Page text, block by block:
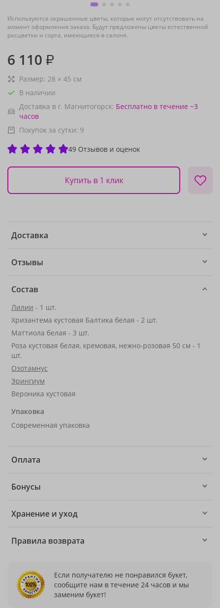
Используются окрашенные цветы, которые могут отсутствовать на
момент оформления заказа. Будут предложены цветы естественной
расцветки и сорта, имеющиеся в салоне.
6 110 ₽
Размер: 28 × 45 см
В наличии
Доставка в г. Магнитогорск: Бесплатно в течение ~3
часов
Покупок за сутки: 9
49 Отзывов и оценок
Купить в 1 клик
Доставка
Отзывы
Состав
Лилии - 1 шт.
Хризантема кустовая Балтика белая - 2 шт.
Маттиола белая - 3 шт.
Роза кустовая белая, кремовая, нежно-розовая 50 см - 1
шт.
Озотамнус
Эрингиум
Вероника кустовая
Упаковка
Современная упаковка
Оплата
Бонусы
Хранение и уход
Правила возврата
Если получателю не понравился букет,
сообщите нам в течение 24 часов и мы
заменим букет!